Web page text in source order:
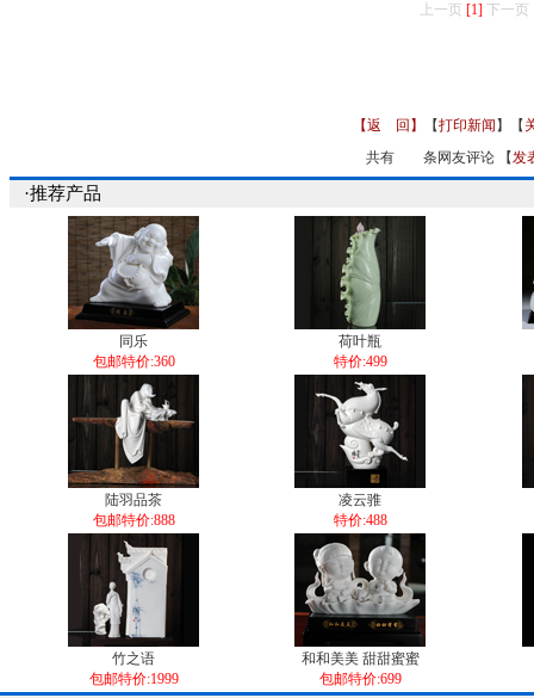
上一页 [1] 下一页
【返 回】 【打印新闻 】【
共有
条网友评论 【发
·推荐产品
同乐
包邮特价:360
荷叶瓶
特价:499
陆羽品茶
包邮特价:888
凌云骓
特价:488
竹之语
包邮特价:1999
和和美美 甜甜蜜蜜
包邮特价:699